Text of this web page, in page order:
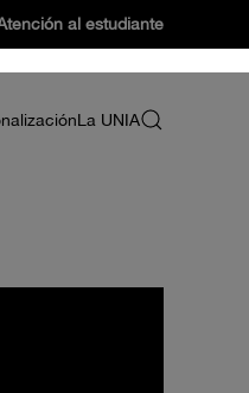
al estudiante
La UNIA